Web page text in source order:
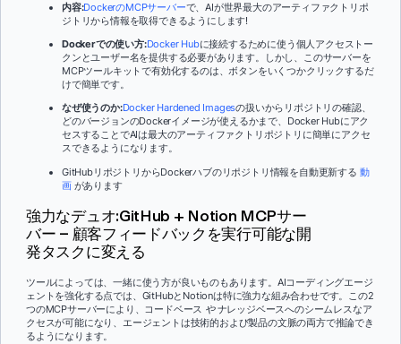
内容:DockerのMCPサーバーで、AIが世界最大のアーティファクトリポ
ジトリから情報を取得できるようにします!
Dockerでの使い方:Docker Hubに接続するために使う個人アクセストー
クンとユーザー名を提供する必要があります。しかし、このサーバーを
MCPツールキットで有効化するのは、ボタンをいくつかクリックするだ
けで簡単です。
なぜ使うのか:Docker Hardened Imagesの扱いからリポジトリの確認、
どのバージョンのDockerイメージが使えるかまで、Docker Hubにアク
セスすることでAIは最大のアーティファクトリポジトリに簡単にアクセ
スできるようになります。
GitHubリポジトリからDockerハブのリポジトリ情報を自動更新する 動
画があります
強力なデュオ:GitHub + Notion MCPサー
バー – 顧客フィードバックを実行可能な開
発タスクに変える
ツールによっては、一緒に使う方が良いものもあります。AIコーディングエージ
ェントを強化する点では、GitHubとNotionは特に強力な組み合わせです。この2
つのMCPサーバーにより、コードベース やナレッジベースへのシームレスなア
クセスが可能になり、エージェントは技術的および製品の文脈の両方で推論でき
るようになります。